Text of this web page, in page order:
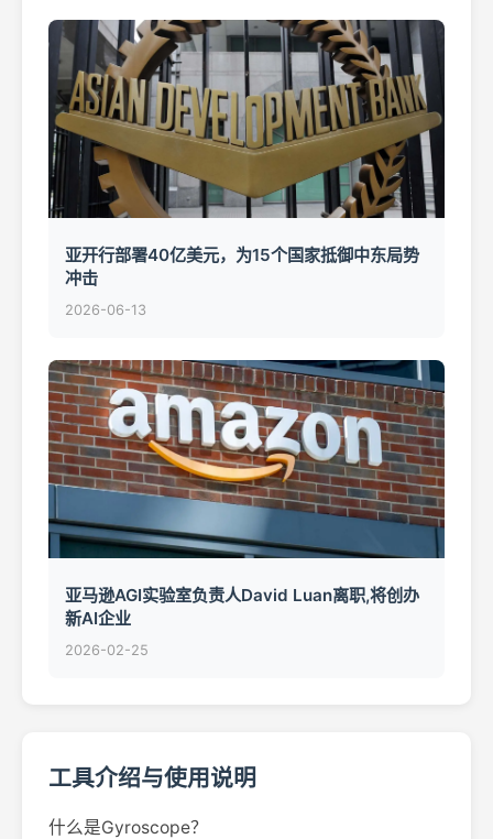
亚开行部署40亿美元，为15个国家抵御中东局势
冲击
2026-06-13
亚马逊AGI实验室负责人David Luan离职,将创办
新AI企业
2026-02-25
工具介绍与使用说明
什么是Gyroscope？